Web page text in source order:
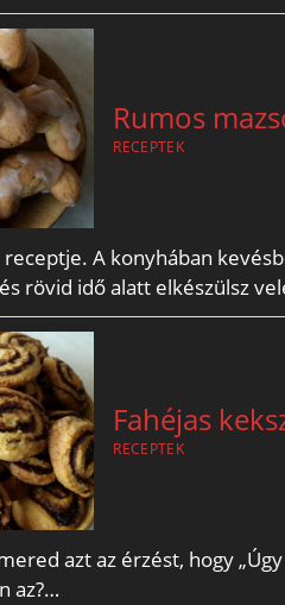
Rumos
RECEPTEK
A konyhában
rövid idő alatt elkészülsz
Fahéjas
RECEPTEK
azt az érzést, hogy
az?…